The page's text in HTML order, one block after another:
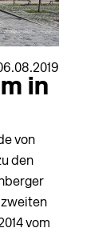
in
von
den
vom